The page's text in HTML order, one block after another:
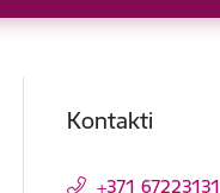
Kontakti
+371 67223131